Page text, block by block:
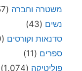
משטרה וחברה (57)
נשים (43)
סדנאות וקורסים (10)
ספרים (11)
פוליטיקה (1,074)